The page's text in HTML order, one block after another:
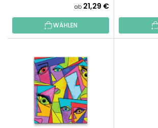
T
ab 21,29 €
WÄHLEN